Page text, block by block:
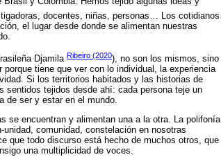
docentes, niñas, personas… Los cotidianos
el lugar desde donde se alimentan nuestras
Djamila Ribeiro (2020), no son los mismos, sino
tiene que ver con lo individual, la experiencia
Si los territorios habitados y las historias de
sentidos tejidos desde ahí: cada persona teje un
de ser y estar en el mundo.
se encuentran y alimentan una a la otra. La polifonía
comunidad, constelación en nosotras
que todo discurso está hecho de muchos otros, que
una multiplicidad de voces.